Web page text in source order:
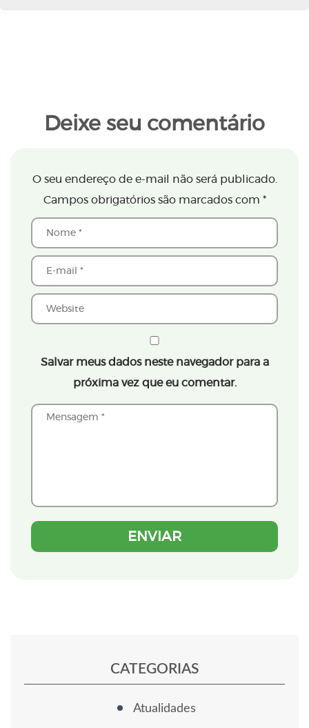
Deixe seu comentário
O seu endereço de e-mail não será publicado.
Campos obrigatórios são marcados com *
Salvar meus dados neste navegador para a
próxima vez que eu comentar.
CATEGORIAS
Atualidades